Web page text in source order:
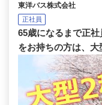
東洋バス株式会社
正社員
65歳になるまで正
をお持ちの方は、大